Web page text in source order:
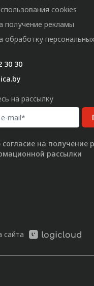
cookies
получение рекламы
обработку
30 30
на рассылку
согласие на получение
рассылки
сайта